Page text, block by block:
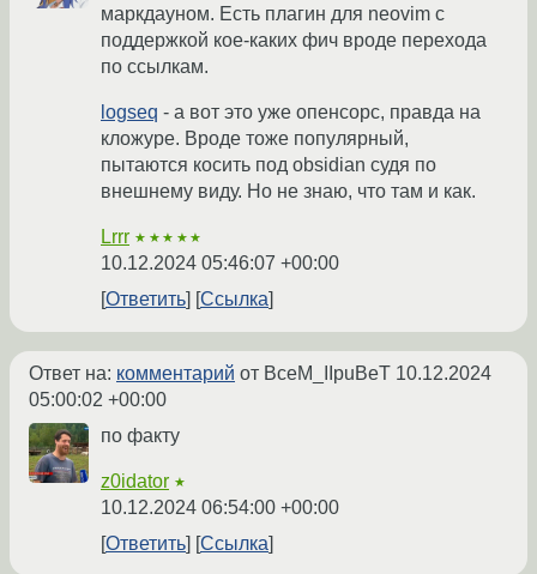
маркдауном. Есть плагин для neovim с
поддержкой кое-каких фич вроде перехода
по ссылкам.
logseq - а вот это уже опенсорс, правда на
кложуре. Вроде тоже популярный,
пытаются косить под obsidian судя по
внешнему виду. Но не знаю, что там и как.
Lrrr ★★★★★
10.12.2024 05:46:07 +00:00
Ответить
Ссылка
Ответ на: комментарий от BceM_IIpuBeT 10.12.2024
05:00:02 +00:00
по факту
z0idator ★
10.12.2024 06:54:00 +00:00
Ответить
Ссылка